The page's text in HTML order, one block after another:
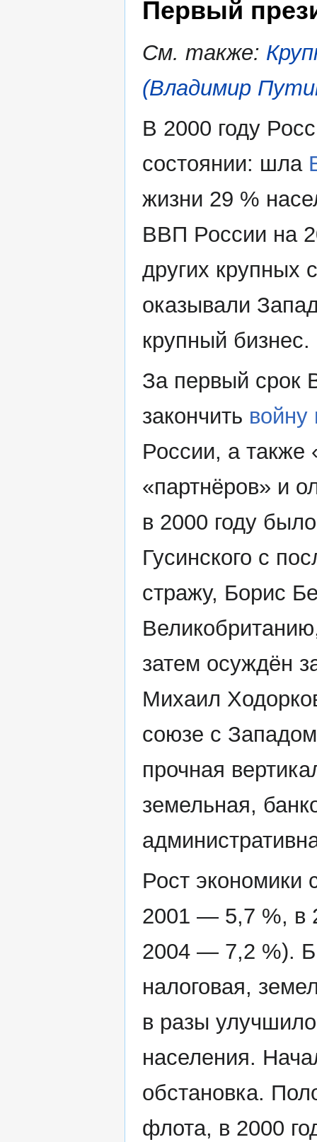
Первый
См. также:
(Владимир
В 2000 году
состоянии: шла
жизни 29 %
ВВП России на
других крупных
оказывали
крупный бизнес.
За первый срок
закончить войну
России, а также
«партнёров» и
в 2000 году
Гусинского с
стражу, Борис
затем осуждён
Михаил
союзе с
прочная
земельная,
Рост экономики
2001 — 5,7 %, в
2004 — 7,2 %).
налоговая,
в разы
населения.
обстановка.
флота, в 2000